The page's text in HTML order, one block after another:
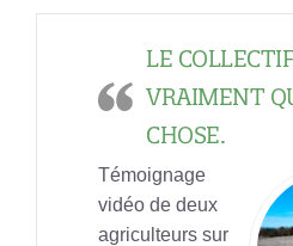
LE
VRAIMENT
CHOSE.
Témoignage
vidéo de deux
agriculteurs sur